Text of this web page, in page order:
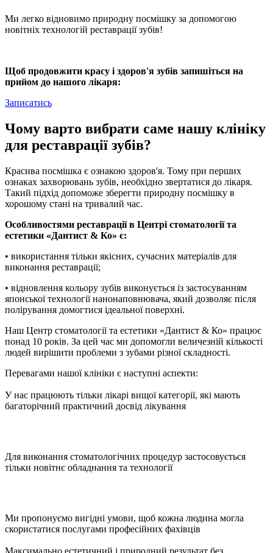
Ми легко відновимо природну посмішку за допомогою
новітніх технологій реставрації зубів!
Щоб продовжити красу і здоров'я зубів запишіться на
прийом до нашого лікаря:
Записатись
Чому варто вибрати саме нашу клініку
для реставрації зубів?
Красива посмішка є ознакою здоров'я. Тому при перших
ознаках захворювань зубів, необхідно звертатися до лікаря.
Такий підхід допоможе зберегти природну посмішку в
хорошому стані на тривалий час.
Особливостями реставрації в Центрі стоматології та
естетики «Дантист & Ко» є:
• використання тільки якісних, сучасних матеріалів для
виконання реставрації;
• відновлення кольору зубів виконується із застосуванням
японської технології нанонаповнювача, який дозволяє після
полірування домогтися ідеальної поверхні.
Наш Центр стоматології та естетики «Дантист & Ко» працює
понад 10 років. За цей час ми допомогли величезній кількості
людей вирішити проблеми з зубами різної складності.
Перевагами нашої клініки є наступні аспекти:
У нас працюють тільки лікарі вищої категорії, які мають
багаторічний практичний досвід лікування
Для виконання стоматологічних процедур застосовується
тільки новітнє обладнання та технології
Ми пропонуємо вигідні умови, щоб кожна людина могла
скористатися послугами професійних фахівців
Максимально естетичний і природний результат без